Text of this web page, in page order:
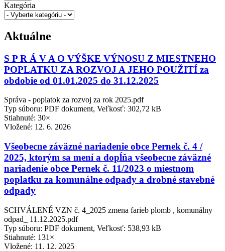
Kategória
Aktuálne
S P R Á V A O VÝŠKE VÝNOSU Z MIESTNEHO
POPLATKU ZA ROZVOJ A JEHO POUŽITÍ za
obdobie od 01.01.2025 do 31.12.2025
Správa - poplatok za rozvoj za rok 2025.pdf
Typ súboru: PDF dokument, Veľkosť: 302,72 kB
Stiahnuté: 30×
Vložené: 12. 6. 2026
Všeobecne záväzné nariadenie obce Pernek č. 4 /
2025, ktorým sa mení a dopĺňa všeobecne záväzné
nariadenie obce Pernek č. 11/2023 o miestnom
poplatku za komunálne odpady a drobné stavebné
odpady
SCHVÁLENÉ VZN č. 4_2025 zmena farieb plomb , komunálny
odpad_ 11.12.2025.pdf
Typ súboru: PDF dokument, Veľkosť: 538,93 kB
Stiahnuté: 131×
Vložené: 11. 12. 2025